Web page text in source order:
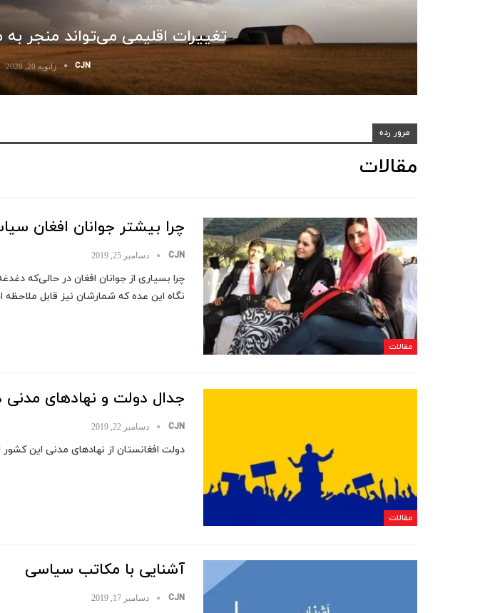
تغییرات اقلیمی می‌تواند منجر
CJN ژانویه 20, 2020
مرور رده
مقالات
مقالات
چرا بیشتر جوانان افغان
CJN دسامبر 25, 2019
چرا بسیاری از جوانان افغان در حالی‌که
نگاه این عده که شمارشان نیز قابل
مقالات
جدال دولت و نهادهای مدنی
CJN دسامبر 22, 2019
دولت افغانستان از نهادهای مدنی این
آشنایی با مکاتب سیاسی
CJN دسامبر 17, 2019